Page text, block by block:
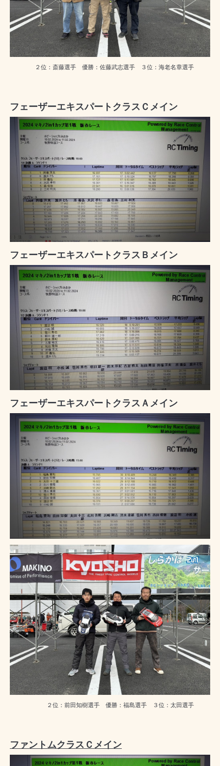
２位：斎藤選手 優勝：佐藤武志選手 ３位：海老名章選手
フェーザーエキスパートクラスＣメイン
フェーザーエキスパートクラスＢメイン
フェーザーエキスパートクラスＡメイン
２位：前田知樹選手 優勝：福島選手 ３位：太田選手
ファントムクラスＣメイン